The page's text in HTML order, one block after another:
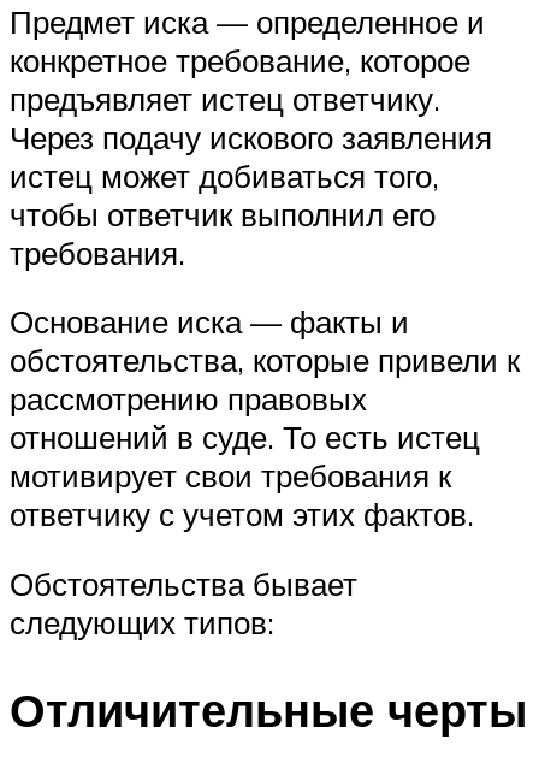
Предмет иска — определенное и
конкретное требование, которое
предъявляет истец ответчику.
Через подачу искового заявления
истец может добиваться того,
чтобы ответчик выполнил его
требования.
Основание иска — факты и
обстоятельства, которые привели к
рассмотрению правовых
отношений в суде. То есть истец
мотивирует свои требования к
ответчику с учетом этих фактов.
Обстоятельства бывает
следующих типов:
Отличительные черты